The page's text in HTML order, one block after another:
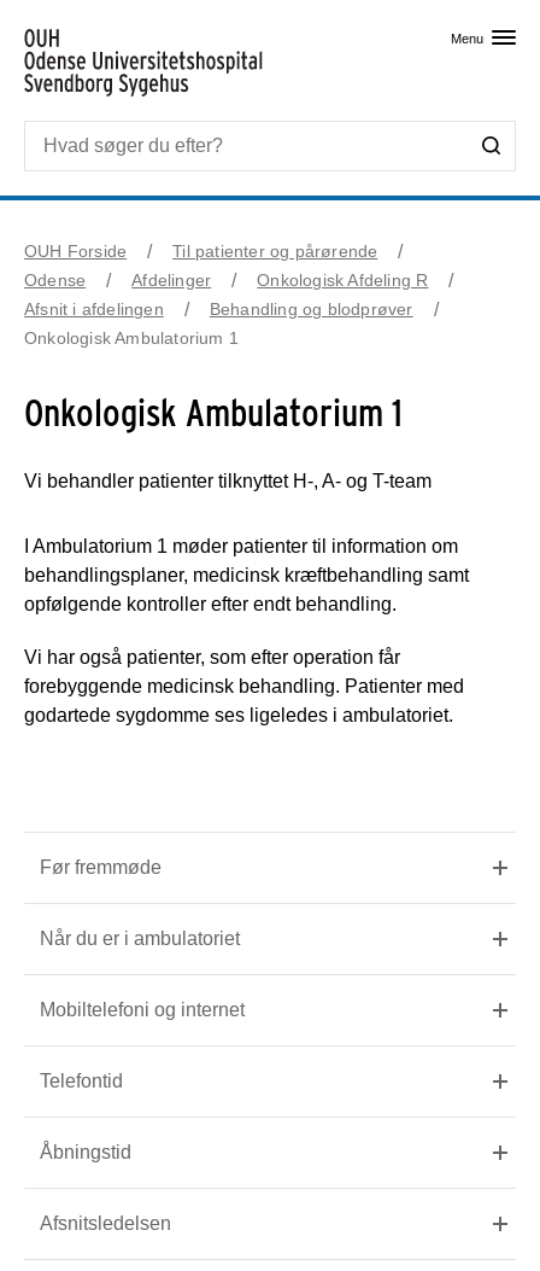
Menu
OUH Forside
Til patienter og pårørende
Odense
Afdelinger
Onkologisk Afdeling R
Afsnit i afdelingen
Behandling og blodprøver
Onkologisk Ambulatorium 1
Onkologisk Ambulatorium 1
Vi behandler patienter tilknyttet H-, A- og T-team
I Ambulatorium 1 møder patienter til information om
behandlingsplaner, medicinsk kræftbehandling samt
opfølgende kontroller efter endt behandling.
Vi har også patienter, som efter operation får
forebyggende medicinsk behandling. Patienter med
godartede sygdomme ses ligeledes i ambulatoriet.
Før fremmøde
Når du er i ambulatoriet
Mobiltelefoni og internet
Telefontid
Åbningstid
Afsnitsledelsen